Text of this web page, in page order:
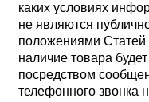
каких условиях
не являются
положениями
наличие товара
посредством
телефонного звонка